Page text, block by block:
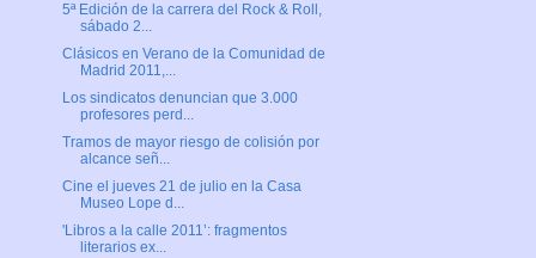
5ª Edición de la carrera del Rock & Roll,
sábado 2...
Clásicos en Verano de la Comunidad de
Madrid 2011,...
Los sindicatos denuncian que 3.000
profesores perd...
Tramos de mayor riesgo de colisión por
alcance señ...
Cine el jueves 21 de julio en la Casa
Museo Lope d...
'Libros a la calle 2011’: fragmentos
literarios ex...